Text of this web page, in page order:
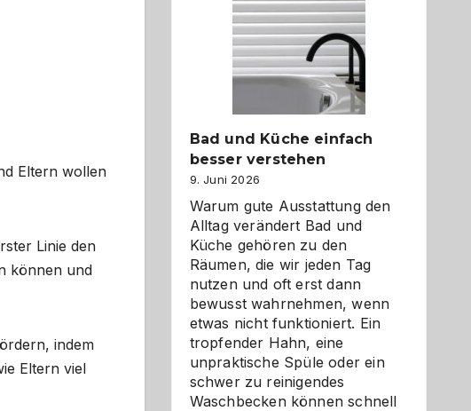
Eltern wollen
Linie den
können und
indem
Eltern viel
Bad und Küche einfach
besser verstehen
9. Juni 2026
Warum gute Ausstattung den
Alltag verändert Bad und
Küche gehören zu den
Räumen, die wir jeden Tag
nutzen und oft erst dann
bewusst wahrnehmen, wenn
etwas nicht funktioniert. Ein
tropfender Hahn, eine
unpraktische Spüle oder ein
schwer zu reinigendes
Waschbecken können schnell